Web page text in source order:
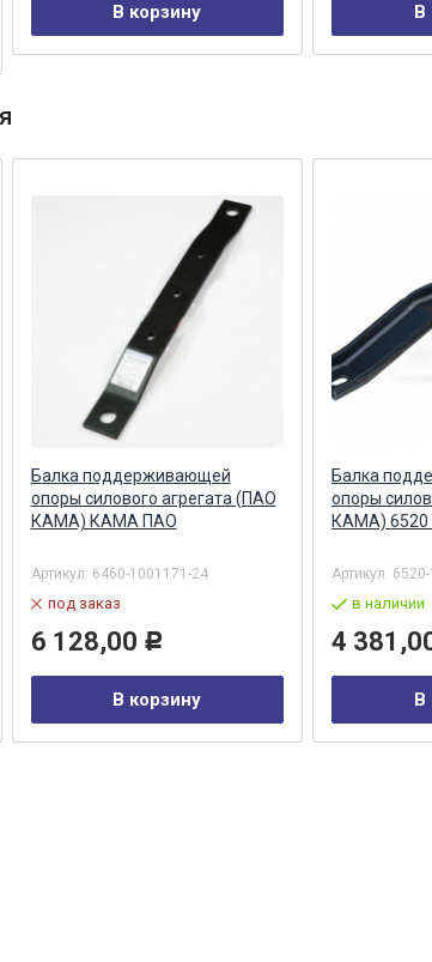
В корзину В
Балка поддерживающей
опоры силового агрегата (ПАО
КАМА) КАМА ПАО
Артикул: 6460-1001171-24
под заказ
6 128,00 Р
В корзину
Балка
опоры
КАМА)
Артикул:
в наличии
4
В